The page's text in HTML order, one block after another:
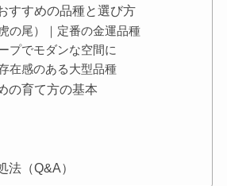
すすめの品種と選び方
の尾）｜定番の金運品種
プでモダンな空間に
在感のある大型品種
の育て方の基本
法（Q&A）